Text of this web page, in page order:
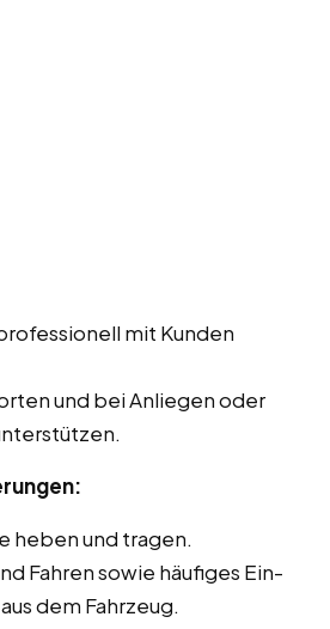
mit Kunden
und bei Anliegen oder
heben und tragen.
Fahren sowie häufiges Ein-
dem Fahrzeug.